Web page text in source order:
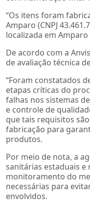
“Os itens foram
Amparo (CNPJ
localizada em
De acordo com a
de avaliação técnica
“Foram constatados
etapas críticas do
falhas nos sistemas
e controle de
que tais requisitos
fabricação para
produtos.
Por meio de nota, a
sanitárias estaduais
monitoramento do
necessárias para
envolvidos.